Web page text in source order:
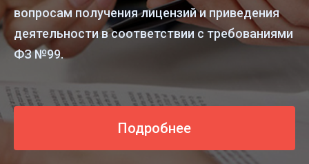
вопросам получения лицензий и приведения
деятельности в соответствии с требованиями
ФЗ №99.
Подробнее